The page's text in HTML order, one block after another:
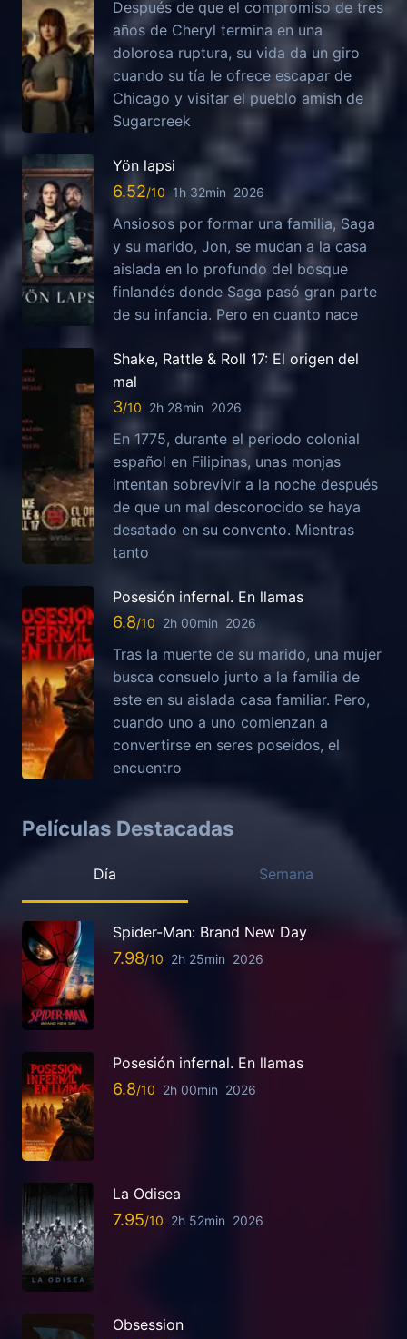
Después de que el compromiso de tres
años de Cheryl termina en una
dolorosa ruptura, su vida da un giro
cuando su tía le ofrece escapar de
Chicago y visitar el pueblo amish de
Sugarcreek
Yön lapsi
6.52 1h 32min 2026
Ansiosos por formar una familia, Saga
y su marido, Jon, se mudan a la casa
aislada en lo profundo del bosque
finlandés donde Saga pasó gran parte
de su infancia. Pero en cuanto nace
Shake, Rattle & Roll 17: El origen del
mal
3 2h 28min 2026
En 1775, durante el periodo colonial
español en Filipinas, unas monjas
intentan sobrevivir a la noche después
de que un mal desconocido se haya
desatado en su convento. Mientras
tanto
Posesión infernal. En llamas
6.8 2h 00min 2026
Tras la muerte de su marido, una mujer
busca consuelo junto a la familia de
este en su aislada casa familiar. Pero,
cuando uno a uno comienzan a
convertirse en seres poseídos, el
encuentro
Películas Destacadas
Día Semana
Spider-Man: Brand New Day
7.98 2h 25min 2026
Posesión infernal. En llamas
6.8 2h 00min 2026
La Odisea
7.95 2h 52min 2026
Obsession